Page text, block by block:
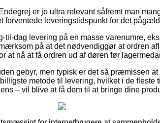
er jo ultra relevant såfremt man
forventede leveringstidspunkt for det
til-dag levering på en masse varenumre,
på at det nødvendiggør at ordren
at nå at få ordren ud af døren før
gebyr, men typisk er det så præmissen
metode til levering, hvilket i de fleste
– vil blive at få dem til at bringe dine